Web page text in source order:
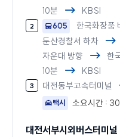
10분
KBSI
605
한국화장품
둔산경찰서 하차
자운대 방향
한
10분
KBSI
대전동부고속터미널
택시 소요시간 :
대전서부시외버스터미널